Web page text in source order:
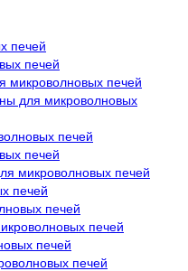
печей
печей
микроволновых печей
для микроволновых
печей
печей
микроволновых печей
печей
печей
печей
печей
печей